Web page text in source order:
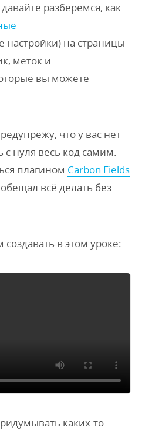
разберемся, как
настройки) на страницы
меток и
вы можете
что у вас нет
с нуля весь код самим.
плагином Carbon Fields
всё делать без
в этом уроке:
каких-то